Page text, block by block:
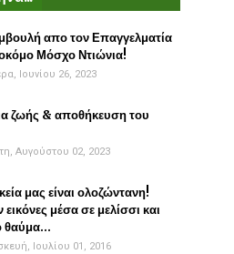
απο τον Επαγγελματία
Μόσχο Ντιώνια!
Ιουνίου 26, 2023
ζωής & αποθήκευση του
Αυγούστου 02, 2023
μας είναι ολοζώντανη!
μέσα σε μελίσσι και
θαύμα...
Ιουλίου 01, 2016